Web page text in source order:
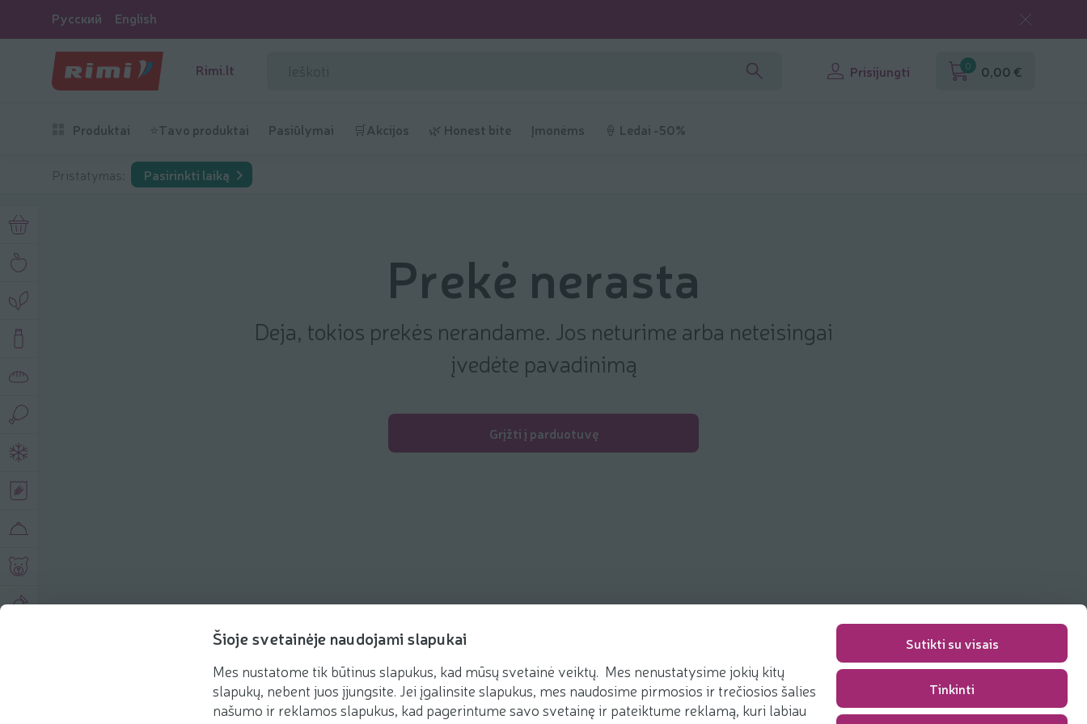
Šioje svetainėje naudojami slapukai
Mes nustatome tik būtinus slapukus, kad mūsų svetainė veiktų. Mes nenustatysime jokių kitų
slapukų, nebent juos įjungsite. Jei įgalinsite slapukus, mes naudosime pirmosios ir trečiosios šalies
našumo ir reklamos slapukus, kad pagerintume savo svetainę ir pateiktume reklamą, kuri labiau
Sutikti su visais
Tinkinti
Русский English
Rimi.lt Prisijungti 0 0,00 €
Produktai ⭐Tavo produktai Pasiūlymai 🛒Akcijos 🌿 Honest bite Įmonėms 🍦 Ledai -50%
Pristatymas: Pasirinkti laiką
Prekė nerasta
Deja, tokios prekės nerandame. Jos neturime arba neteisingai
įvedėte pavadinimą
Grįžti į parduotuvę
Klientų aptarnavimo centras (I–VII 8:00–21:00)
+370 800 29 000